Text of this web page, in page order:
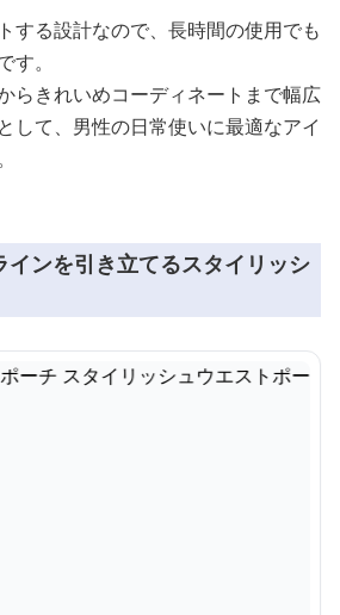
する設計なので、長時間の使用でも
。
らきれいめコーディネートまで幅広
して、男性の日常使いに最適なアイ
インを引き立てるスタイリッシ